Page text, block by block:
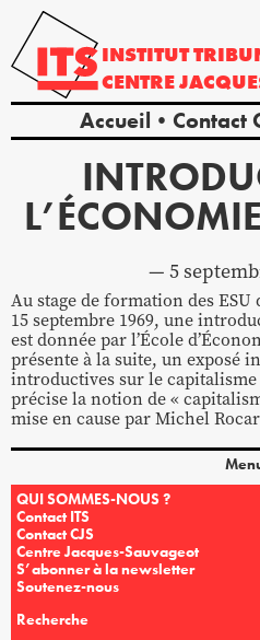
INSTITUT
CENTRE
Accueil Contact
5
Au stage de formation des
15 septembre 1969, une
est donnée par l’École
présente à la suite, un exposé
introductives sur le capitalisme
précise la notion de «
mise en cause par Michel
QUI SOMMES-NOUS ?
Contact ITS
Contact CJS
Centre Jacques-Sauvageot
S’abonner à la newsletter
Soutenez-nous
Recherche